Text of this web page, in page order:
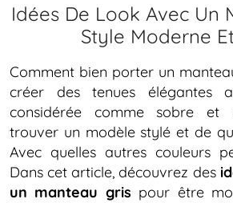
Idées De Look Avec Un
Style Moderne
Comment bien porter un
créer des tenues élégantes
considérée comme sobre et
trouver un modèle stylé et de
Avec quelles autres couleurs
Dans cet article, découvrez des
un manteau gris pour être